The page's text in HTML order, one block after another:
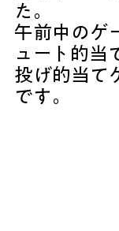
た。
午前中のゲ
ュート的当
投げ的当て
です。